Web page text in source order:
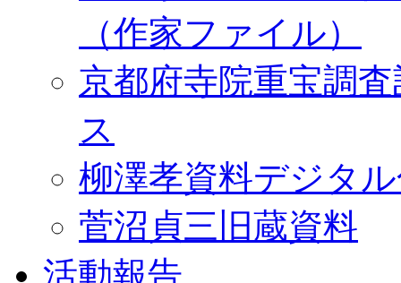
（作家ファイル）
京都府寺院重宝調
ス
柳澤孝資料デジタ
菅沼貞三旧蔵資料
活動報告